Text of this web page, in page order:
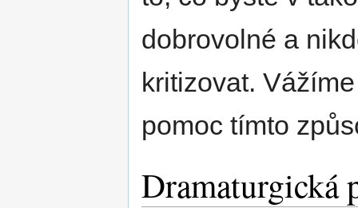
dobrovolné a
kritizovat.
pomoc tímto
Dramaturgická